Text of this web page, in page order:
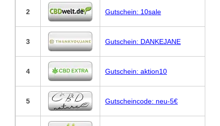
2 Gutschein: 10sale
3 Gutschein: DANKEJANE
4 Gutschein: aktion10
5 Gutscheincode: neu-5€